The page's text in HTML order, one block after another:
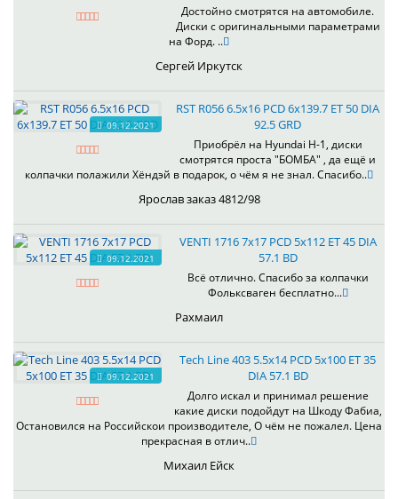
Достойно смотрятся на автомобиле.
Диски с оригинальными параметрами
на Форд. ..
Сергей Иркутск
09.12.2021
RST R056 6.5x16 PCD 6x139.7 ET 50 DIA
92.5 GRD
Приобрёл на Hyundai H-1, диски
смотрятся проста "БОМБА" , да ещё и
колпачки полажили Хёндэй в подарок, о чём я не знал. Спасибо..
Ярослав заказ 4812/98
09.12.2021
VENTI 1716 7x17 PCD 5x112 ET 45 DIA
57.1 BD
Всё отлично. Спасибо за колпачки
Фольксваген бесплатно...
Рахмаил
09.12.2021
Tech Line 403 5.5x14 PCD 5x100 ET 35
DIA 57.1 BD
Долго искал и принимал решение
какие диски подойдут на Шкоду Фабиа,
Остановился на Российскои производителе, О чём не пожалел. Цена
прекрасная в отлич..
Михаил Ейск